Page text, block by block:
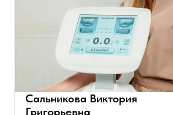
Рамазанова Белла
Такабудиновна
мастер депиляции
О специалисте